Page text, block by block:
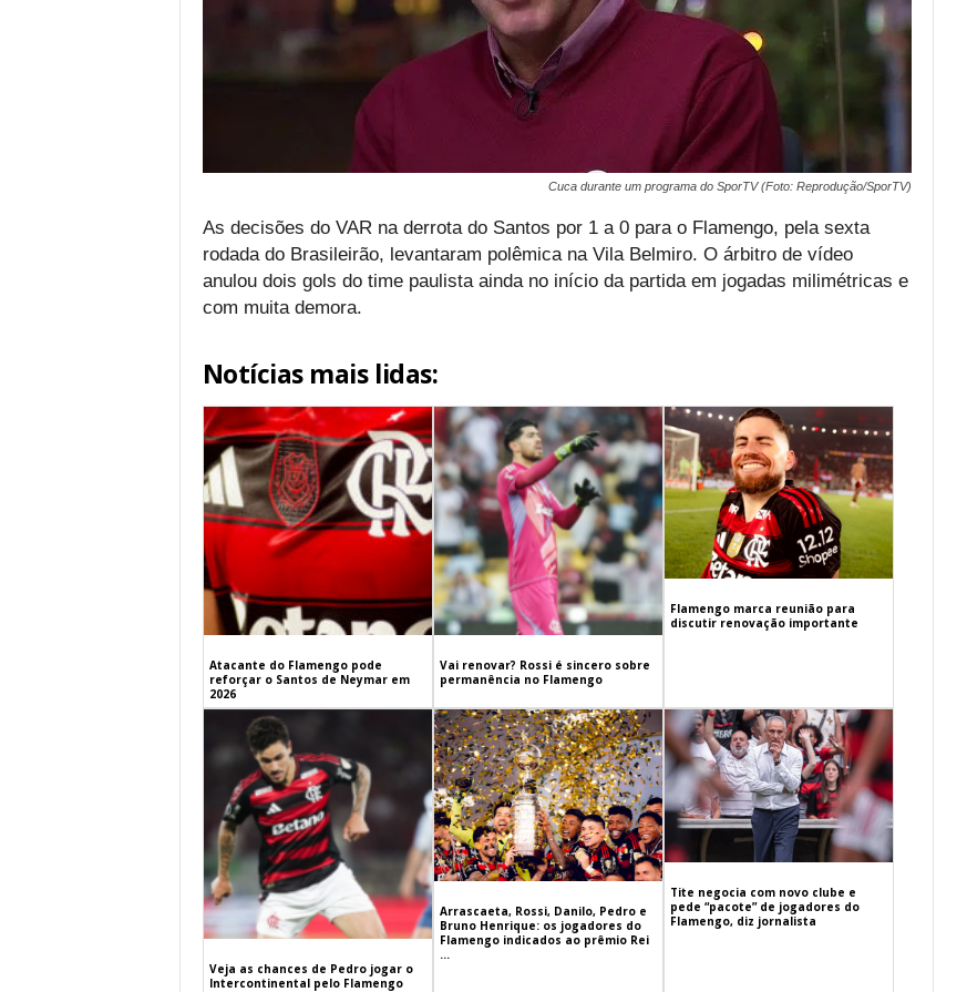
Cuca durante um programa do SporTV (Foto: Reprodução/SporTV)
As decisões do VAR na derrota do Santos por 1 a 0 para o Flamengo, pela sexta
rodada do Brasileirão, levantaram polêmica na Vila Belmiro. O árbitro de vídeo
anulou dois gols do time paulista ainda no início da partida em jogadas milimétricas e
com muita demora.
Notícias mais lidas:
Atacante do Flamengo pode
reforçar o Santos de Neymar em
2026
Vai renovar? Rossi é sincero sobre
permanência no Flamengo
Flamengo marca reunião para
discutir renovação importante
Veja as chances de Pedro jogar o
Intercontinental pelo Flamengo
Arrascaeta, Rossi, Danilo, Pedro e
Bruno Henrique: os jogadores do
Flamengo indicados ao prêmio Rei
...
Tite negocia com novo clube e
pede “pacote” de jogadores do
Flamengo, diz jornalista